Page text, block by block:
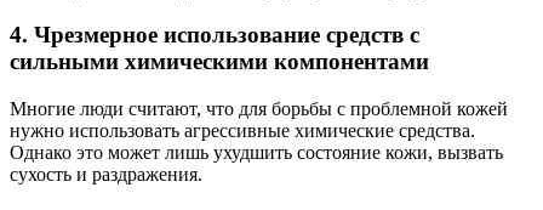
4. Чрезмерное использование средств с
сильными химическими компонентами
Многие люди считают, что для борьбы с проблемной кожей
нужно использовать агрессивные химические средства.
Однако это может лишь ухудшить состояние кожи, вызвать
сухость и раздражения.